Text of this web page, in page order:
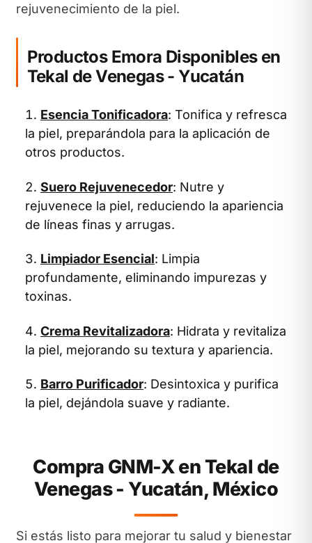
rejuvenecimiento de la piel.
Productos Emora Disponibles en
Tekal de Venegas - Yucatán
Esencia Tonificadora: Tonifica y refresca
la piel, preparándola para la aplicación de
otros productos.
Suero Rejuvenecedor: Nutre y
rejuvenece la piel, reduciendo la apariencia
de líneas finas y arrugas.
Limpiador Esencial: Limpia
profundamente, eliminando impurezas y
toxinas.
Crema Revitalizadora: Hidrata y revitaliza
la piel, mejorando su textura y apariencia.
Barro Purificador: Desintoxica y purifica
la piel, dejándola suave y radiante.
Compra GNM-X en Tekal de
Venegas - Yucatán, México
Si estás listo para mejorar tu salud y bienestar